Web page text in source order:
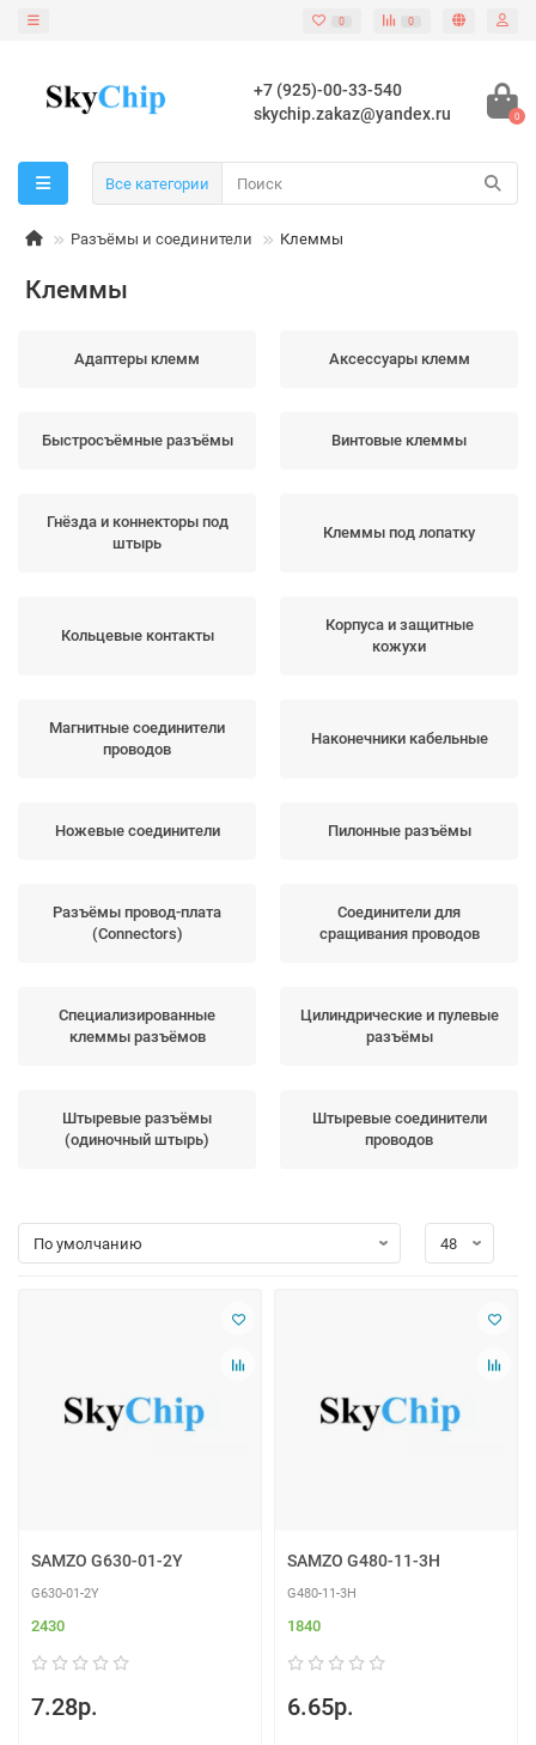
0 0
+7 (925)-00-33-540
skychip.zakaz@yandex.ru
0
Все категории
Разъёмы и соединители Клеммы
Клеммы
Адаптеры клемм Аксессуары клемм
Быстросъёмные разъёмы Винтовые клеммы
Гнёзда и коннекторы под
штырь
Клеммы под лопатку
Кольцевые контакты
Корпуса и защитные
кожухи
Магнитные соединители
проводов
Наконечники кабельные
Ножевые соединители Пилонные разъёмы
Разъёмы провод-плата
(Connectors)
Соединители для
сращивания проводов
Специализированные
клеммы разъёмов
Цилиндрические и пулевые
разъёмы
Штыревые разъёмы
(одиночный штырь)
Штыревые соединители
проводов
SAMZO G630-01-2Y
G630-01-2Y
2430
7.28р.
SAMZO G480-11-3H
G480-11-3H
1840
6.65р.